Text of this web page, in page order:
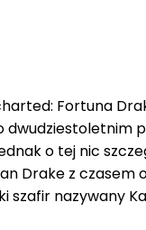
Fortuna
o tej nic
Drake z
nazywany